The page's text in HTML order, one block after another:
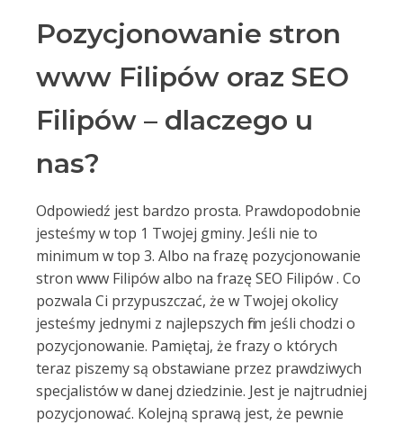
Pozycjonowanie stron
www Filipów oraz SEO
Filipów – dlaczego u
nas?
Odpowiedź jest bardzo prosta. Prawdopodobnie
jesteśmy w top 1 Twojej gminy. Jeśli nie to
minimum w top 3. Albo na frazę pozycjonowanie
stron www Filipów albo na frazę SEO Filipów . Co
pozwala Ci przypuszczać, że w Twojej okolicy
jesteśmy jednymi z najlepszych firm jeśli chodzi o
pozycjonowanie. Pamiętaj, że frazy o których
teraz piszemy są obstawiane przez prawdziwych
specjalistów w danej dziedzinie. Jest je najtrudniej
pozycjonować. Kolejną sprawą jest, że pewnie